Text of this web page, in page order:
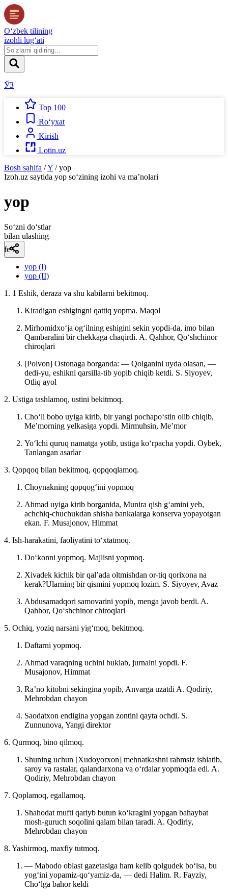
O‘zbek tilining
izohli lug‘ati
ЎЗ
Top 100
Ro‘yxat
Kirish
Lotin.uz
Bosh sahifa /Y / yop
Izoh.uz saytida yop so‘zining izohi va ma’nolari
yop
So‘zni do‘stlar
bilan ulashing
fe’l
yop (I)
yop (II)
1. 1 Eshik, deraza va shu kabilarni bekitmoq.
Kiradigan eshigingni qattiq yopma. Maqol
Mirhomidxoʻja ogʻilning eshigini sekin yopdi-da, imo bilan
Qambaralini bir chekkaga chaqirdi. A. Qahhor, Qoʻshchinor
chiroqlari
[Polvon] Ostonaga borganda: — Qolganini uyda olasan, —
dedi-yu, eshikni qarsilla-tib yopib chiqib ketdi. S. Siyoyev,
Otliq ayol
2. Ustiga tashlamoq, ustini bekitmoq.
Choʻli bobo uyiga kirib, bir yangi pochapoʻstin olib chiqib,
Meʼmorning yelkasiga yopdi. Mirmuhsin, Meʼmor
Yoʻlchi quruq namatga yotib, ustiga koʻrpacha yopdi. Oybek,
Tanlangan asarlar
3. Qopqoq bilan bekitmoq, qopqoqlamoq.
Choynakning qopqogʻini yopmoq
Ahmad uyiga kirib borganida, Munira qish gʻamini yeb,
achchiq-chuchukdan shisha bankalarga konserva yopayotgan
ekan. F. Musajonov, Himmat
4. Ish-harakatini, faoliyatini toʻxtatmoq.
Doʻkonni yopmoq. Majlisni yopmoq.
Xivadek kichik bir qalʼada oltmishdan or-tiq qorixona na
kerak?Ularning bir qismini yopmoq lozim. S. Siyoyev, Avaz
Abdusamadqori samovarini yopib, menga javob berdi. A.
Qahhor, Qoʻshchinor chiroqlari
5. Ochiq, yoziq narsani yigʻmoq, bekitmoq.
Daftarni yopmoq.
Ahmad varaqning uchini buklab, jurnalni yopdi. F.
Musajonov, Himmat
Raʼno kitobni sekingina yopib, Anvarga uzatdi A. Qodiriy,
Mehrobdan chayon
Saodatxon endigina yopgan zontini qayta ochdi. S.
Zunnunova, Yangi direktor
6. Qurmoq, bino qilmoq.
Shuning uchun [Xudoyorxon] mehnatkashni rahmsiz ishlatib,
saroy va rastalar, qalandarxona va oʻrdalar yopmoqda edi. A.
Qodiriy, Mehrobdan chayon
7. Qoplamoq, egallamoq.
Shahodat mufti qariyb butun koʻkragini yopgan bahaybat
mosh-guruch soqolini qalam bilan taradi. A. Qodiriy,
Mehrobdan chayon
8. Yashirmoq, maxfiy tutmoq.
— Mabodo oblast gazetasiga ham kelib qolgudek boʻlsa, bu
yogʻini yopamiz-qoʻyamiz-da, — dedi Halim. R. Fayziy,
Choʻlga bahor keldi